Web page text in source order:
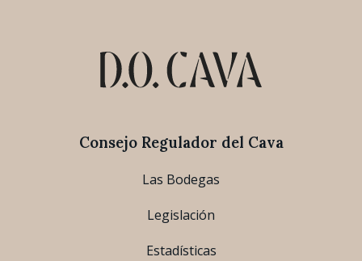
Consejo Regulador del Cava
Las Bodegas
Legislación
Estadísticas